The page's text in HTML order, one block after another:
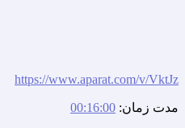
https://www.aparat.com/v/VktJz
مدت زمان: 00:16:00